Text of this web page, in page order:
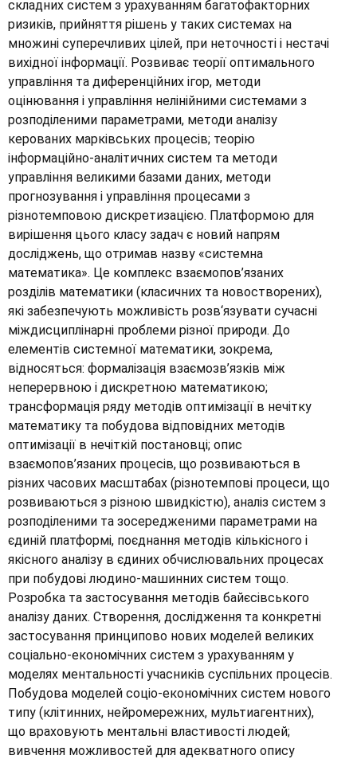
складних систем з урахуванням багатофакторних
ризиків, прийняття рішень у таких системах на
множині суперечливих цілей, при неточності і нестачі
вихідної інформації. Розвиває теорії оптимального
управління та диференційних ігор, методи
оцінювання і управління нелінійними системами з
розподіленими параметрами, методи аналізу
керованих марківських процесів; теорію
інформаційно-аналітичних систем та методи
управління великими базами даних, методи
прогнозування і управління процесами з
різнотемповою дискретизацією. Платформою для
вирішення цього класу задач є новий напрям
досліджень, що отримав назву «системна
математика». Це комплекс взаємопов’язаних
розділів математики (класичних та новостворених),
які забезпечують можливість розв‘язувати сучасні
міждисциплінарні проблеми різної природи. До
елементів системної математики, зокрема,
відносяться: формалізація взаємозв’язків між
неперервною і дискретною математикою;
трансформація ряду методів оптимізації в нечітку
математику та побудова відповідних методів
оптимізації в нечіткій постановці; опис
взаємопов’язаних процесів, що розвиваються в
різних часових масштабах (різнотемпові процеси, що
розвиваються з різною швидкістю), аналіз систем з
розподіленими та зосередженими параметрами на
єдиній платформі, поєднання методів кількісного і
якісного аналізу в єдиних обчислювальних процесах
при побудові людино-машинних систем тощо.
Розробка та застосування методів байєсівського
аналізу даних. Створення, дослідження та конкретні
застосування принципово нових моделей великих
соціально-економічних систем з урахуванням у
моделях ментальності учасників суспільних процесів.
Побудова моделей соціо-економічних систем нового
типу (клітинних, нейромережних, мультиагентних),
що враховують ментальні властивості людей;
вивчення можливостей для адекватного опису